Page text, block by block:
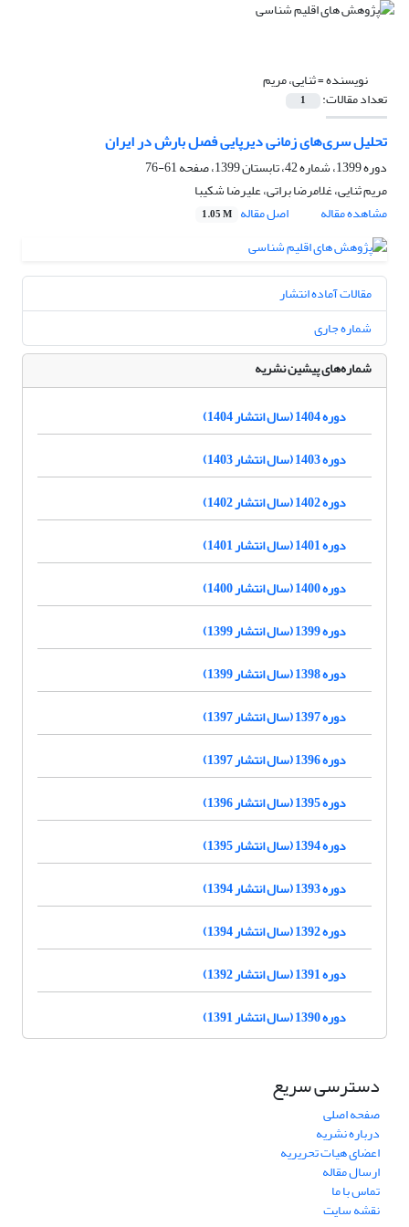
نویسنده =ثنایی، مریم
تعداد مقالات: 1
تحلیل سری‌های زمانی دیرپایی فصل بارش در ایران
دوره 1399، شماره 42، تابستان 1399، صفحه
61-76
مریم ثنایی، غلامرضا براتی، علیرضا شکیبا
مشاهده مقاله
اصل مقاله 1.05 M
مقالات آماده انتشار
شماره جاری
شماره‌های پیشین نشریه
دوره 1404 (سال انتشار 1404)
دوره 1403 (سال انتشار 1403)
دوره 1402 (سال انتشار 1402)
دوره 1401 (سال انتشار 1401)
دوره 1400 (سال انتشار 1400)
دوره 1399 (سال انتشار 1399)
دوره 1398 (سال انتشار 1399)
دوره 1397 (سال انتشار 1397)
دوره 1396 (سال انتشار 1397)
دوره 1395 (سال انتشار 1396)
دوره 1394 (سال انتشار 1395)
دوره 1393 (سال انتشار 1394)
دوره 1392 (سال انتشار 1394)
دوره 1391 (سال انتشار 1392)
دوره 1390 (سال انتشار 1391)
دسترسی سریع
صفحه اصلی
درباره نشریه
اعضای هیات تحریریه
ارسال مقاله
تماس با ما
نقشه سایت